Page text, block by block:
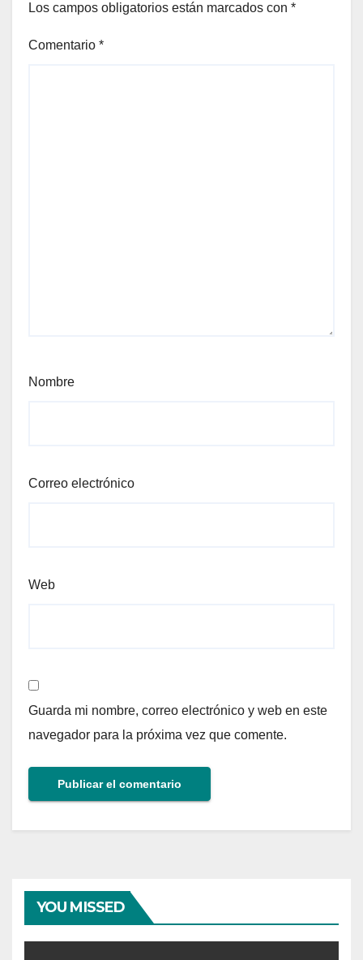
Los campos obligatorios están marcados con *
Comentario *
Nombre
Correo electrónico
Web
Guarda mi nombre, correo electrónico y web en este
navegador para la próxima vez que comente.
YOU MISSED